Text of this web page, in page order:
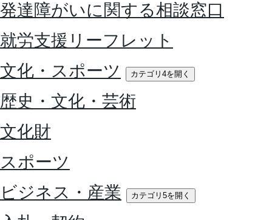
発達障がいに関する相談窓口
就労支援リーフレット
文化・スポーツ
カテゴリ4を開く
歴史・文化・芸術
文化財
スポーツ
ビジネス・産業
カテゴリ5を開く